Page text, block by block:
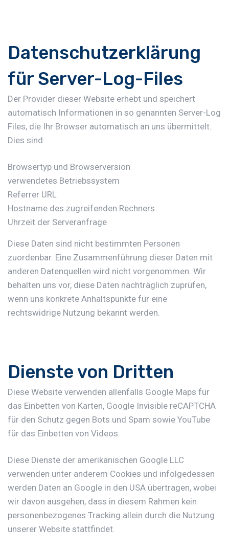
Datenschutzerklärung
für Server-Log-Files
Der Provider dieser Website erhebt und speichert
automatisch Informationen in so genannten Server-Log
Files, die Ihr Browser automatisch an uns übermittelt.
Dies sind:
Browsertyp und Browserversion
verwendetes Betriebssystem
Referrer URL
Hostname des zugreifenden Rechners
Uhrzeit der Serveranfrage
Diese Daten sind nicht bestimmten Personen
zuordenbar. Eine Zusammenführung dieser Daten mit
anderen Datenquellen wird nicht vorgenommen. Wir
behalten uns vor, diese Daten nachträglich zuprüfen,
wenn uns konkrete Anhaltspunkte für eine
rechtswidrige Nutzung bekannt werden.
Dienste von Dritten
Diese Website verwenden allenfalls Google Maps für
das Einbetten von Karten, Google Invisible reCAPTCHA
für den Schutz gegen Bots und Spam sowie YouTube
für das Einbetten von Videos.
Diese Dienste der amerikanischen Google LLC
verwenden unter anderem Cookies und infolgedessen
werden Daten an Google in den USA übertragen, wobei
wir davon ausgehen, dass in diesem Rahmen kein
personenbezogenes Tracking allein durch die Nutzung
unserer Website stattfindet.